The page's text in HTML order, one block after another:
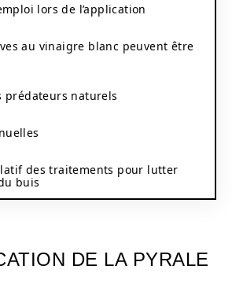
lors de l’application
au vinaigre blanc peuvent être
prédateurs naturels
des traitements pour lutter
buis
DE LA PYRALE